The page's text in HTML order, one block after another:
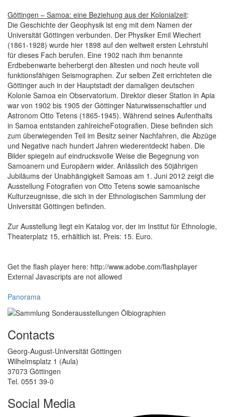
Göttingen – Samoa: eine Beziehung aus der Kolonialzeit:
Die Geschichte der Geophysik ist eng mit dem Namen der
Universität Göttingen verbunden. Der Physiker Emil Wiechert
(1861-1928) wurde hier 1898 auf den weltweit ersten Lehrstuhl
für dieses Fach berufen. Eine 1902 nach ihm benannte
Erdbebenwarte beherbergt den ältesten und noch heute voll
funktionsfähigen Seismographen. Zur selben Zeit errichteten die
Göttinger auch in der Hauptstadt der damaligen deutschen
Kolonie Samoa ein Observatorium. Direktor dieser Station in Apia
war von 1902 bis 1905 der Göttinger Naturwissenschaftler und
Astronom Otto Tetens (1865-1945). Während seines Aufenthalts
in Samoa entstanden zahlreicheFotografien. Diese befinden sich
zum überwiegenden Teil im Besitz seiner Nachfahren, die Abzüge
und Negative nach hundert Jahren wiederentdeckt haben. Die
Bilder spiegeln auf eindrucksvolle Weise die Begegnung von
Samoanern und Europäern wider. Anlässlich des 50jährigen
Jubiläums der Unabhängigkeit Samoas am 1. Juni 2012 zeigt die
Ausstellung Fotografien von Otto Tetens sowie samoanische
Kulturzeugnisse, die sich in der Ethnologischen Sammlung der
Universität Göttingen befinden.
Zur Ausstellung liegt ein Katalog vor, der im Institut für Ethnologie,
Theaterplatz 15, erhältlich ist. Preis: 15. Euro.
Get the flash player here: http://www.adobe.com/flashplayer
External Javascripts are not allowed
Panorama
Contacts
Georg-August-Universität Göttingen
Wilhelmsplatz 1 (Aula)
37073 Göttingen
Tel. 0551 39-0
Social Media